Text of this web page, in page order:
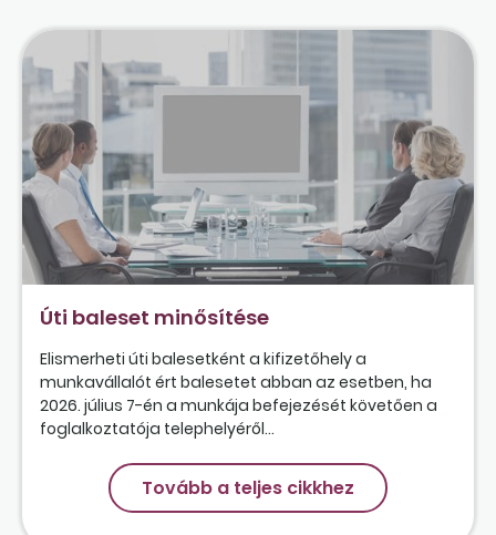
Úti baleset minősítése
Elismerheti úti balesetként a kifizetőhely a
munkavállalót ért balesetet abban az esetben, ha
2026. július 7-én a munkája befejezését követően a
foglalkoztatója telephelyéről...
Tovább a teljes cikkhez